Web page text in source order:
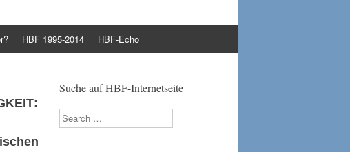
HBF 1995-2014 HBF-Echo
:
Suche auf HBF-Internetseite
Search